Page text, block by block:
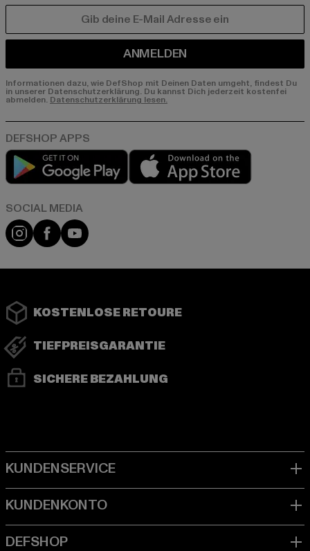
ANMELDEN
Informationen dazu, wie DefShop mit Deinen Daten umgeht, findest Du
in unserer Datenschutzerklärung. Du kannst Dich jederzeit kostenfei
abmelden. Datenschutzerklärung lesen.
Play market
Instagram
FacebookYouTube
KOSTENLOSE RETOURE
TIEFPREISGARANTIE
SICHERE BEZAHLUNG